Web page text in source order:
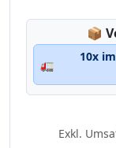
📦
🚛
10x
Exkl.